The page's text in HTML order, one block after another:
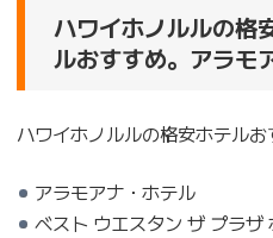
ハワイホノルルの格
ルおすすめ。アラモ
ハワイホノルルの格安ホテルお
アラモアナ・ホテル
ベスト ウエスタン ザ プラザ